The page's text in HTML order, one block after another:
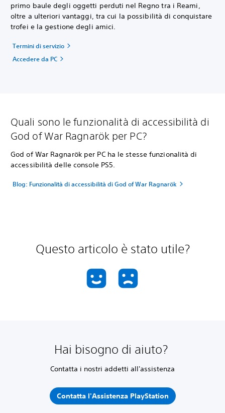
primo baule degli oggetti perduti nel Regno tra i Reami,
oltre a ulteriori vantaggi, tra cui la possibilità di conquistare
trofei e la gestione degli amici.
Termini di servizio
Accedere da PC
Quali sono le funzionalità di accessibilità di
God of War Ragnarök per PC?
God of War Ragnarök per PC ha le stesse funzionalità di
accessibilità delle console PS5.
Blog: Funzionalità di accessibilità di God of War Ragnarök
Questo articolo è stato utile?
Hai bisogno di aiuto?
Contatta i nostri addetti all'assistenza
Contatta l'Assistenza PlayStation